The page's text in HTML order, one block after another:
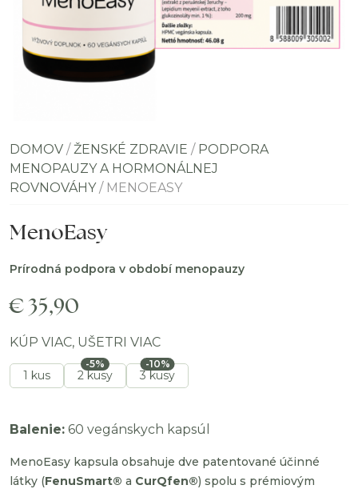
DOMOV /ŽENSKÉ ZDRAVIE / PODPORA
MENOPAUZY A HORMONÁLNEJ
ROVNOVÁHY/ MENOEASY
MenoEasy
Prírodná podpora v období menopauzy
€35,90
KÚP VIAC, UŠETRI VIAC
1 kus 2 kusy
-5%
3 kusy
-10%
Balenie: 60 vegánskych kapsúl
MenoEasy kapsula obsahuje dve patentované účinné
látky (FenuSmart® a CurQfen®) spolu s prémiovým